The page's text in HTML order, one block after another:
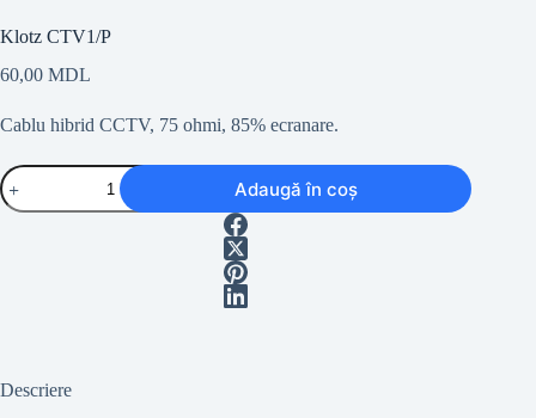
Klotz CTV1/P
60,00 MDL
Cablu hibrid CCTV, 75 ohmi, 85% ecranare.
Cantitate
Klotz
CTV1/P
Adaugă în coș
Descriere